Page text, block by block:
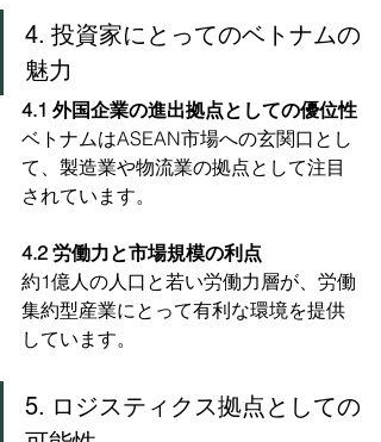
4. 投資家にとってのベトナムの
魅力
4.1 外国企業の進出拠点としての優位性
ベトナムはASEAN市場への玄関口とし
て、製造業や物流業の拠点として注目
されています。
4.2 労働力と市場規模の利点
約1億人の人口と若い労働力層が、労働
集約型産業にとって有利な環境を提供
しています。
5. ロジスティクス拠点としての